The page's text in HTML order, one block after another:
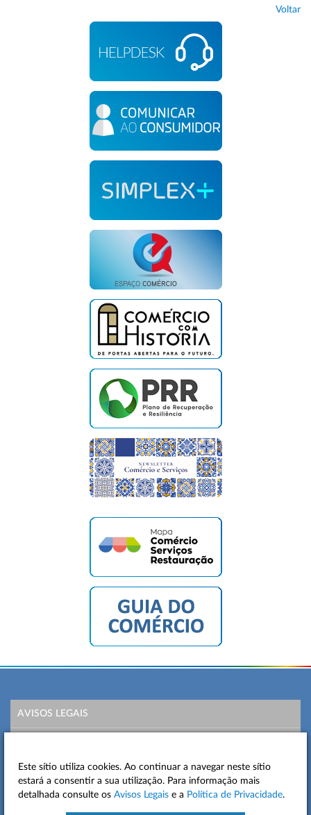
Voltar
AVISOS LEGAIS
MAPA DO SITE
CONTACTOS
Este sítio utiliza cookies. Ao continuar a navegar neste sítio
estará a consentir a sua utilização. Para informação mais
detalhada consulte os Avisos Legais e a Política de Privacidade.